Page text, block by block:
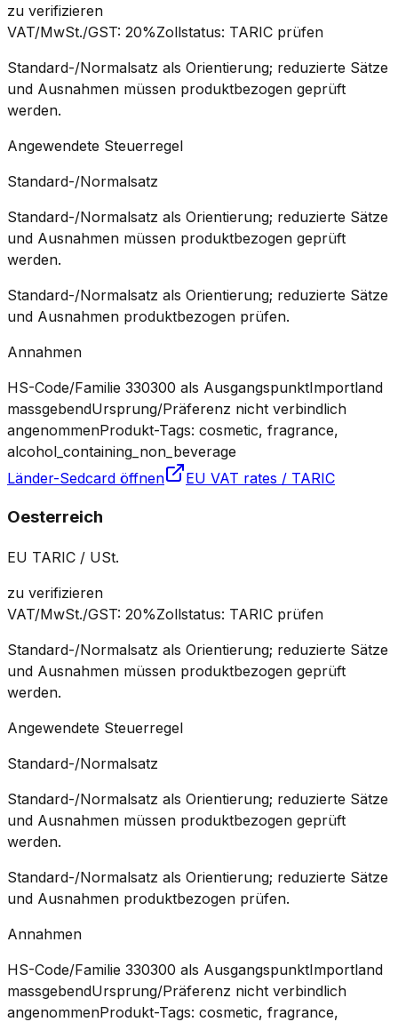
zu verifizieren
VAT/MwSt./GST: 20%Zollstatus: TARIC prüfen
Standard-/Normalsatz als Orientierung; reduzierte Sätze
und Ausnahmen müssen produktbezogen geprüft
werden.
Angewendete Steuerregel
Standard-/Normalsatz
Standard-/Normalsatz als Orientierung; reduzierte Sätze
und Ausnahmen müssen produktbezogen geprüft
werden.
Standard-/Normalsatz als Orientierung; reduzierte Sätze
und Ausnahmen produktbezogen prüfen.
Annahmen
HS-Code/Familie 330300 als AusgangspunktImportland
massgebendUrsprung/Präferenz nicht verbindlich
angenommenProdukt-Tags: cosmetic, fragrance,
alcohol_containing_non_beverage
Länder-Sedcard öffnen
EU VAT rates / TARIC
Oesterreich
EU TARIC / USt.
zu verifizieren
VAT/MwSt./GST: 20%Zollstatus: TARIC prüfen
Standard-/Normalsatz als Orientierung; reduzierte Sätze
und Ausnahmen müssen produktbezogen geprüft
werden.
Angewendete Steuerregel
Standard-/Normalsatz
Standard-/Normalsatz als Orientierung; reduzierte Sätze
und Ausnahmen müssen produktbezogen geprüft
werden.
Standard-/Normalsatz als Orientierung; reduzierte Sätze
und Ausnahmen produktbezogen prüfen.
Annahmen
HS-Code/Familie 330300 als AusgangspunktImportland
massgebendUrsprung/Präferenz nicht verbindlich
angenommenProdukt-Tags: cosmetic, fragrance,